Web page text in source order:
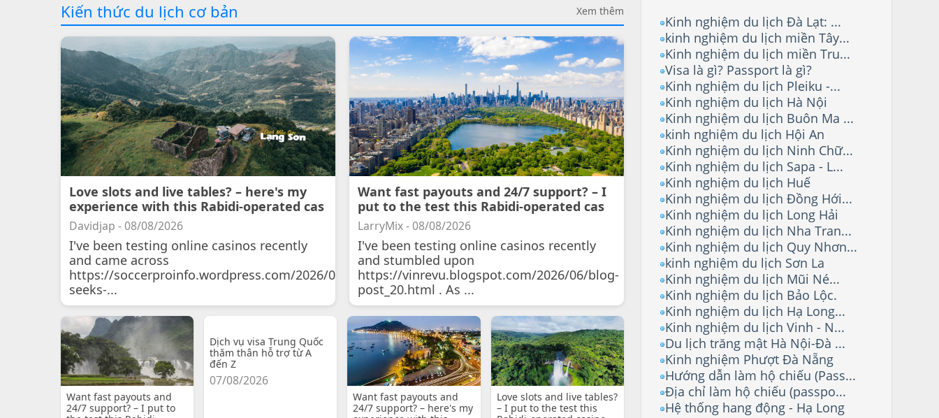
Kinh nghiệm du lịch Đà Lạt: ...
kinh nghiệm du lịch miền Tây...
Kinh nghiệm du lịch miền Tru...
Visa là gì? Passport là gì?
Kinh nghiệm du lịch Pleiku -...
Kinh nghiệm du lịch Hà Nội
Kinh nghiệm du lịch Buôn Ma ...
kinh nghiệm du lịch Hội An
Kinh nghiệm du lịch Ninh Chữ...
Kinh nghiệm du lịch Sapa - L...
Kinh nghiệm du lịch Huế
Kinh nghiệm du lịch Đồng Hới...
Kinh nghiệm du lịch Long Hải
Kinh nghiệm du lịch Nha Tran...
Kinh nghiệm du lịch Quy Nhơn...
kinh nghiệm du lịch Sơn La
Kinh nghiệm du lịch Mũi Né...
Kinh nghiệm du lịch Bảo Lộc.
Kinh nghiệm du lịch Hạ Long...
Kinh nghiệm du lịch Vinh - N...
Du lịch trăng mật Hà Nội-Đà ...
Kinh nghiệm Phượt Đà Nẵng
Hướng dẫn làm hộ chiếu (Pass...
Địa chỉ làm hộ chiếu (passpo...
Hệ thống hang động - Hạ Long
Kiến thức du lịch cơ bản Xem thêm
Love slots and live tables? – here's my
experience with this Rabidi-operated cas
Davidjap - 08/08/2026
I've been testing online casinos recently
and came across
https://soccerproinfo.wordpress.com/2026/07/11/courtois-
seeks-...
Want fast payouts and 24/7 support? – I
put to the test this Rabidi-operated cas
LarryMix - 08/08/2026
I've been testing online casinos recently
and stumbled upon
https://vinrevu.blogspot.com/2026/06/blog-
post_20.html . As ...
Want fast payouts and
24/7 support? – I put to
Dịch vụ visa Trung Quốc
thăm thân hỗ trợ từ A
đến Z
07/08/2026
Want fast payouts and
24/7 support? – here's my
Love slots and live tables?
– I put to the test this